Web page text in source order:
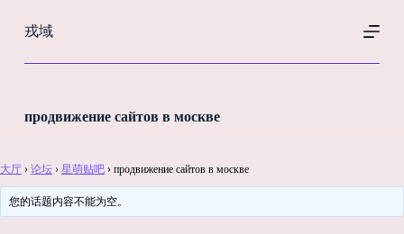
过
戎域
продвижение сайтов в москве
大厅 › 论坛 › 星萌贴吧 › продвижение сайтов в москве
您的话题内容不能为空。